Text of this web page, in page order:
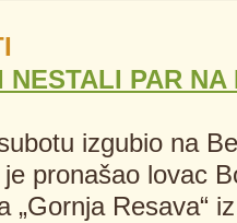
NESTALI PAR
izgubio na
pronašao lovac
„Gornja Resava“